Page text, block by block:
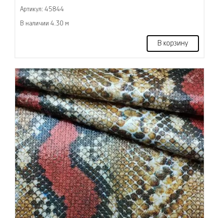
Артикул: 45844
В наличии 4.30 м
В корзину